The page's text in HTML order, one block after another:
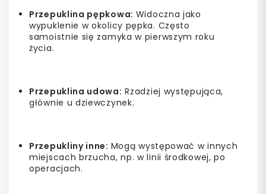
Przepuklina pępkowa: Widoczna jako
wypuklenie w okolicy pępka. Często
samoistnie się zamyka w pierwszym roku
życia.
Przepuklina udowa: Rzadziej występująca,
głównie u dziewczynek.
Przepukliny inne: Mogą występować w innych
miejscach brzucha, np. w linii środkowej, po
operacjach.